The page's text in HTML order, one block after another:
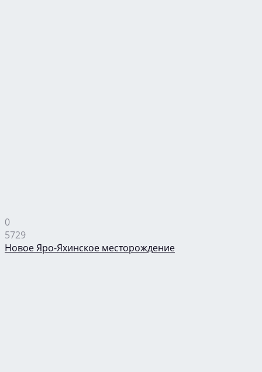
0
5729
Новое Яро-Яхинское месторождение